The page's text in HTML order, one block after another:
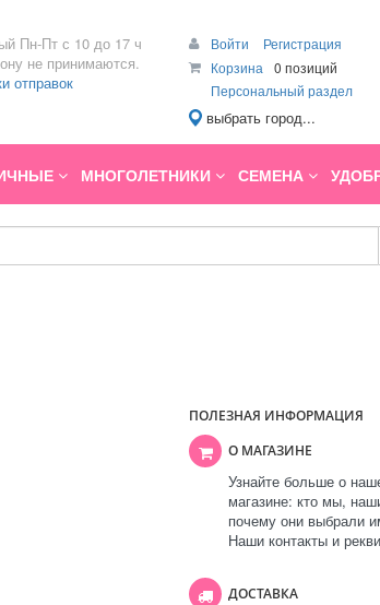
Пн-Пт с 10 до 17 ч
не принимаются.
отправок
Войти
Регистрация
Корзина
0 позиций
Персональный раздел
выбрать город...
МНОГОЛЕТНИКИ СЕМЕНА
ПОЛЕЗНАЯ ИНФОРМАЦИЯ
О МАГАЗИНЕ
Узнайте больше о
магазине: кто мы,
почему они выбрали
Наши контакты и
ДОСТАВКА